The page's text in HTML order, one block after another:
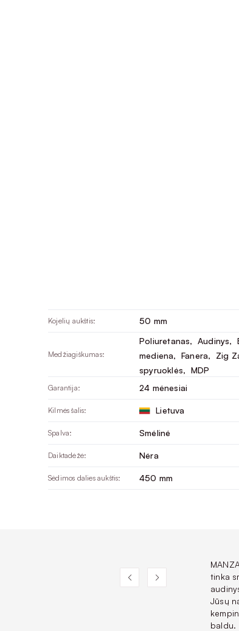
Kojelių aukštis: 50 mm
Medžiagiškumas:
Poliuretanas, Audinys,
mediena, Fanera,
Zig
spyruoklės, MDP
Garantija: 24 mėnesiai
Kilmės šalis: Lietuva
Spalva: Smėlinė
Daiktadėžė: Nėra
Sėdimos dalies aukštis: 450 mm
tinka
Jūsų
baldu.